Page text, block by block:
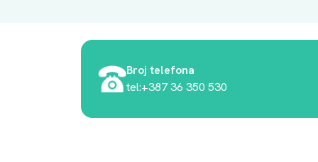
Broj telefona
tel:+387 36 350 530